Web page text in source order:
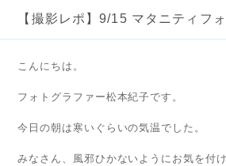
【撮影レポ】9/15 マタニティフォ
こんにちは。
フォトグラファー松本紀子です。
今日の朝は寒いぐらいの気温でした。
みなさん、風邪ひかないようにお気を付